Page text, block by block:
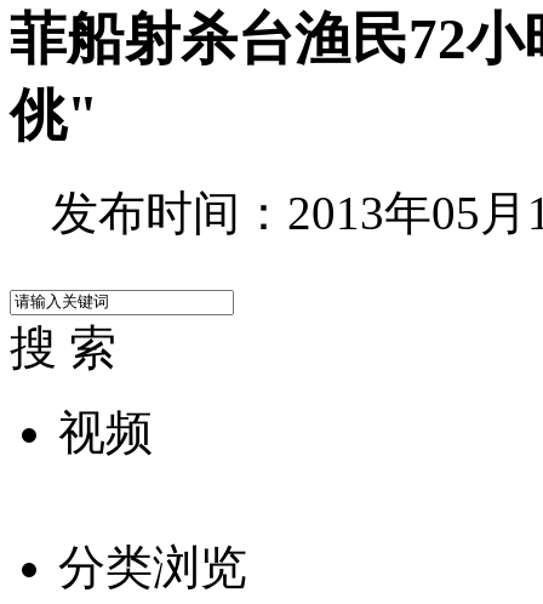
菲船射杀台渔民72
佻"
发布时间：2013年05月
搜 索
视频
分类浏览